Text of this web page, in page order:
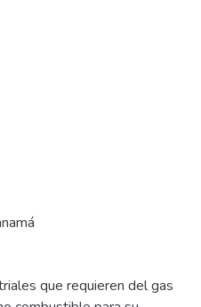
que requieren del gas